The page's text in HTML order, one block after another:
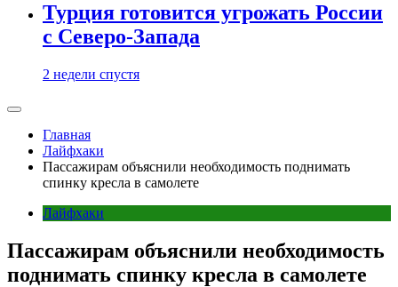
Турция готовится угрожать России
с Северо-Запада
2 недели спустя
Главная
Лайфхаки
Пассажирам объяснили необходимость поднимать
спинку кресла в самолете
Лайфхаки
Пассажирам объяснили необходимость
поднимать спинку кресла в самолете